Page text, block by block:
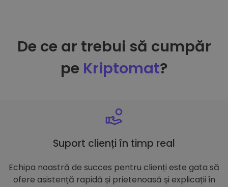
De ce ar trebui să cumpăr
pe Kriptomat?
Suport clienți în timp real
Echipa noastră de succes pentru clienți este gata să
ofere asistență rapidă și prietenoasă și explicații în